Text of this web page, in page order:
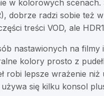
w kolorowych
dobrze radzi sobie też
treści VOD, ale
nastawionych na
kolory prosto z
robi lepsze wrażenie
się kilku konsol